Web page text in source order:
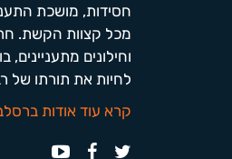
חסידות, מושכת
מכל קצוות הקשת.
וחילונים מתעניינים,
לחיות את תורתו של
קרא עוד אודות